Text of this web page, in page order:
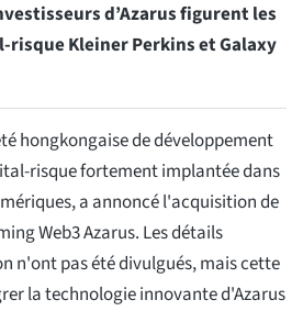
d’Azarus figurent les
risque Kleiner Perkins et Galaxy
hongkongaise de développement
risque fortement implantée dans
a annoncé l'acquisition de
Web3 Azarus. Les détails
n'ont pas été divulgués, mais cette
la technologie innovante d'Azarus